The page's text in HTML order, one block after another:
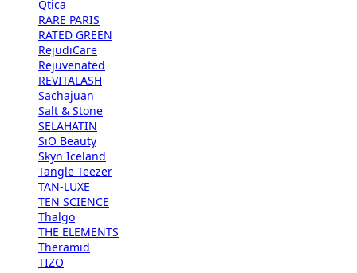
Qtica
RARE PARIS
RATED GREEN
RejudiCare
Rejuvenated
REVITALASH
Sachajuan
Salt & Stone
SELAHATIN
SiO Beauty
Skyn Iceland
Tangle Teezer
TAN-LUXE
TEN SCIENCE
Thalgo
THE ELEMENTS
Theramid
TIZO